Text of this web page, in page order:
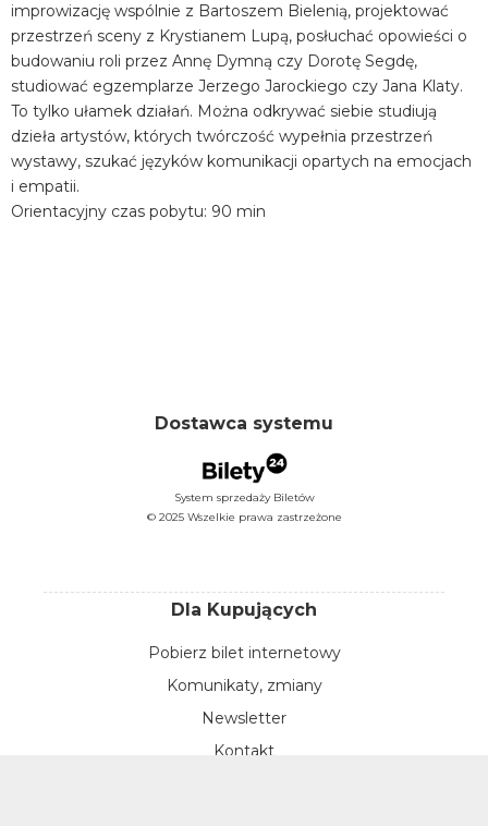
improwizację wspólnie z Bartoszem Bielenią, projektować
przestrzeń sceny z Krystianem Lupą, posłuchać opowieści o
budowaniu roli przez Annę Dymną czy Dorotę Segdę,
studiować egzemplarze Jerzego Jarockiego czy Jana Klaty.
To tylko ułamek działań. Można odkrywać siebie studiują
dzieła artystów, których twórczość wypełnia przestrzeń
wystawy, szukać języków komunikacji opartych na emocjach
i empatii.
Orientacyjny czas pobytu: 90 min
Dostawca systemu
System sprzedaży Biletów
© 2025 Wszelkie prawa zastrzeżone
Dla Kupujących
Pobierz bilet internetowy
Komunikaty, zmiany
Newsletter
Kontakt